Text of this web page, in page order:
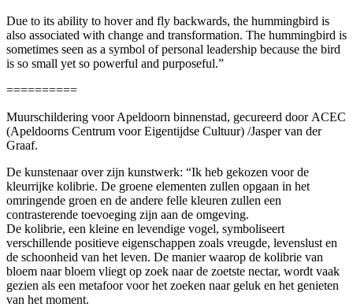
Due to its ability to hover and fly backwards, the hummingbird is
also associated with change and transformation. The hummingbird is
sometimes seen as a symbol of personal leadership because the bird
is so small yet so powerful and purposeful.”
==========
Muurschildering voor Apeldoorn binnenstad, gecureerd door ACEC
(Apeldoorns Centrum voor Eigentijdse Cultuur) /Jasper van der
Graaf.
De kunstenaar over zijn kunstwerk: “Ik heb gekozen voor de
kleurrijke kolibrie. De groene elementen zullen opgaan in het
omringende groen en de andere felle kleuren zullen een
contrasterende toevoeging zijn aan de omgeving.
De kolibrie, een kleine en levendige vogel, symboliseert
verschillende positieve eigenschappen zoals vreugde, levenslust en
de schoonheid van het leven. De manier waarop de kolibrie van
bloem naar bloem vliegt op zoek naar de zoetste nectar, wordt vaak
gezien als een metafoor voor het zoeken naar geluk en het genieten
van het moment.